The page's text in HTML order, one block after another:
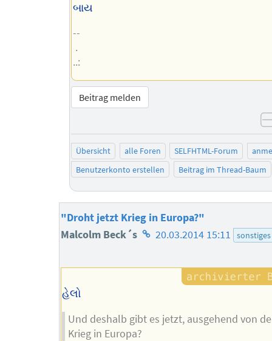
બાય
--
.
..:
Beitrag melden
Übersicht alle Foren SELFHTML-Forum
Benutzerkonto erstellen
Beitrag im Thread-Baum
"Droht jetzt Krieg in Europa?"
Malcolm Beck´s Homepage
Autors
20.03.2014 15:11 sonstiges
હેલો
Und deshalb gibt es jetzt, ausgehend von
Krieg in Europa?